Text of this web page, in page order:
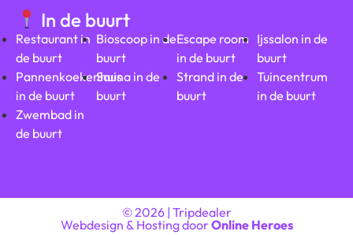
In de buurt
Restaurant in
de buurt
Pannenkoekenhuis
in de buurt
Zwembad in
de buurt
Bioscoop in de
buurt
Sauna in de
buurt
Escape room
in de buurt
Strand in de
buurt
Ijssalon in de
buurt
Tuincentrum
in de buurt
© 2026 | Tripdealer
Webdesign & Hosting doorOnline Heroes